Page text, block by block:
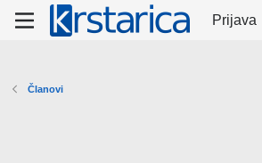
Prijava
Članovi